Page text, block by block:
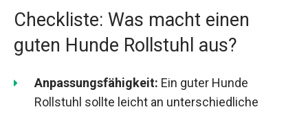
Checkliste: Was macht einen
guten Hunde Rollstuhl aus?
Anpassungsfähigkeit: Ein guter Hunde
Rollstuhl sollte leicht an unterschiedliche